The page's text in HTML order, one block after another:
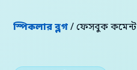
স্পিকলার ব্লগ/ ফেসবুক